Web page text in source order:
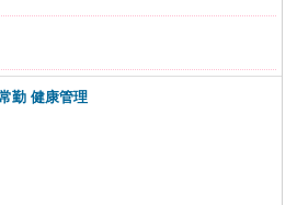
勤 健康管理